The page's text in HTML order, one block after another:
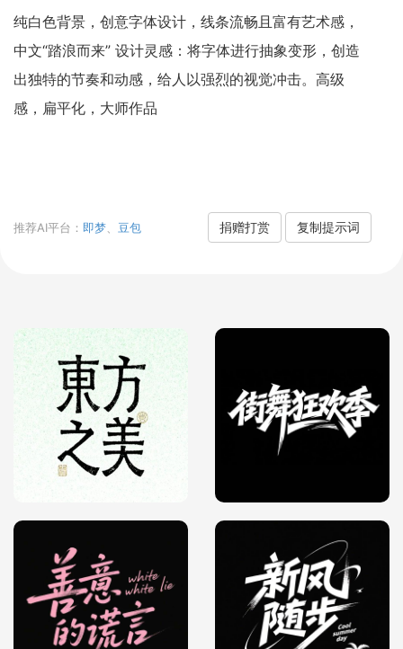
纯白色背景，创意字体设计，线条流畅且富有艺术感，
中文“踏浪而来” 设计灵感：将字体进行抽象变形，创造
出独特的节奏和动感，给人以强烈的视觉冲击。高级
感，扁平化，大师作品
推荐AI平台： 即梦 豆包 捐赠打赏 复制提示词